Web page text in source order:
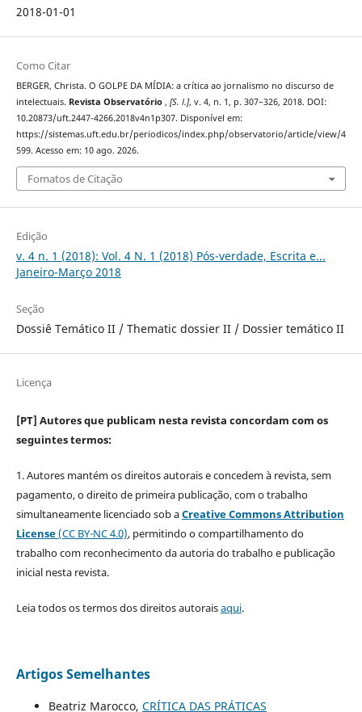
2018-01-01
Como Citar
BERGER, Christa. O GOLPE DA MÍDIA: a crítica ao jornalismo no discurso de
intelectuais. Revista Observatório , [S. l.], v. 4, n. 1, p. 307–326, 2018. DOI:
10.20873/uft.2447-4266.2018v4n1p307. Disponível em:
https://sistemas.uft.edu.br/periodicos/index.php/observatorio/article/view/4
599. Acesso em: 10 ago. 2026.
Fomatos de Citação
Edição
v. 4 n. 1 (2018): Vol. 4 N. 1 (2018) Pós-verdade, Escrita e...
Janeiro-Março 2018
Seção
Dossiê Temático II / Thematic dossier II / Dossier temático II
Licença
[PT] Autores que publicam nesta revista concordam com os
seguintes termos:
1. Autores mantém os direitos autorais e concedem à revista, sem
pagamento, o direito de primeira publicação, com o trabalho
simultaneamente licenciado sob aCreative Commons Attribution
License(CC BY-NC 4.0), permitindo o compartilhamento do
trabalho com reconhecimento da autoria do trabalho e publicação
inicial nesta revista.
Leia todos os termos dos direitos autoraisaqui.
Artigos Semelhantes
Beatriz Marocco, CRÍTICA DAS PRÁTICAS